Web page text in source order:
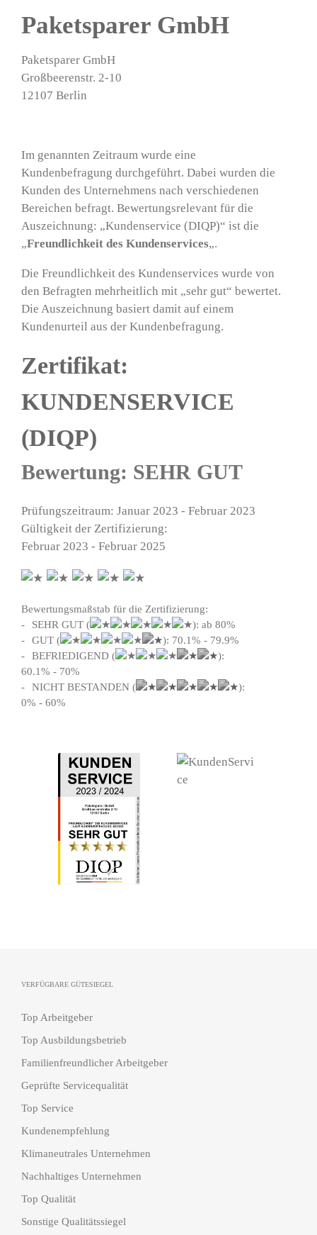
Paketsparer GmbH
Paketsparer GmbH
Großbeerenstr. 2-10
12107 Berlin
Im genannten Zeitraum wurde eine
Kundenbefragung durchgeführt. Dabei wurden die
Kunden des Unternehmens nach verschiedenen
Bereichen befragt. Bewertungsrelevant für die
Auszeichnung: „Kundenservice (DIQP)“ ist die
„Freundlichkeit des Kundenservices„.
Die Freundlichkeit des Kundenservices wurde von
den Befragten mehrheitlich mit „sehr gut“ bewertet.
Die Auszeichnung basiert damit auf einem
Kundenurteil aus der Kundenbefragung.
Zertifikat:
KUNDENSERVICE
(DIQP)
Bewertung: SEHR GUT
Prüfungszeitraum: Januar 2023 - Februar 2023
Gültigkeit der Zertifizierung:
Februar 2023 - Februar 2025
Bewertungsmaßstab für die Zertifizierung:
SEHR GUT (
): ab 80%
GUT (
): 70.1% - 79.9%
BEFRIEDIGEND (
):
60.1% - 70%
NICHT BESTANDEN (
):
0% - 60%
VERFÜGBARE GÜTESIEGEL
Top Arbeitgeber
Top Ausbildungsbetrieb
Familienfreundlicher Arbeitgeber
Geprüfte Servicequalität
Top Service
Kundenempfehlung
Klimaneutrales Unternehmen
Nachhaltiges Unternehmen
Top Qualität
Sonstige Qualitätssiegel